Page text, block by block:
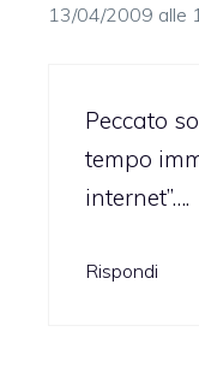
13/04/2009 alle
Peccato
tempo
internet”….
Rispondi